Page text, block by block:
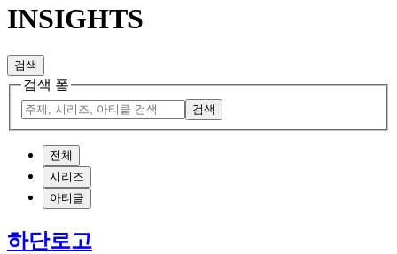
INSIGHTS
검색
검색 폼
검색
전체
시리즈
아티클
하단로고